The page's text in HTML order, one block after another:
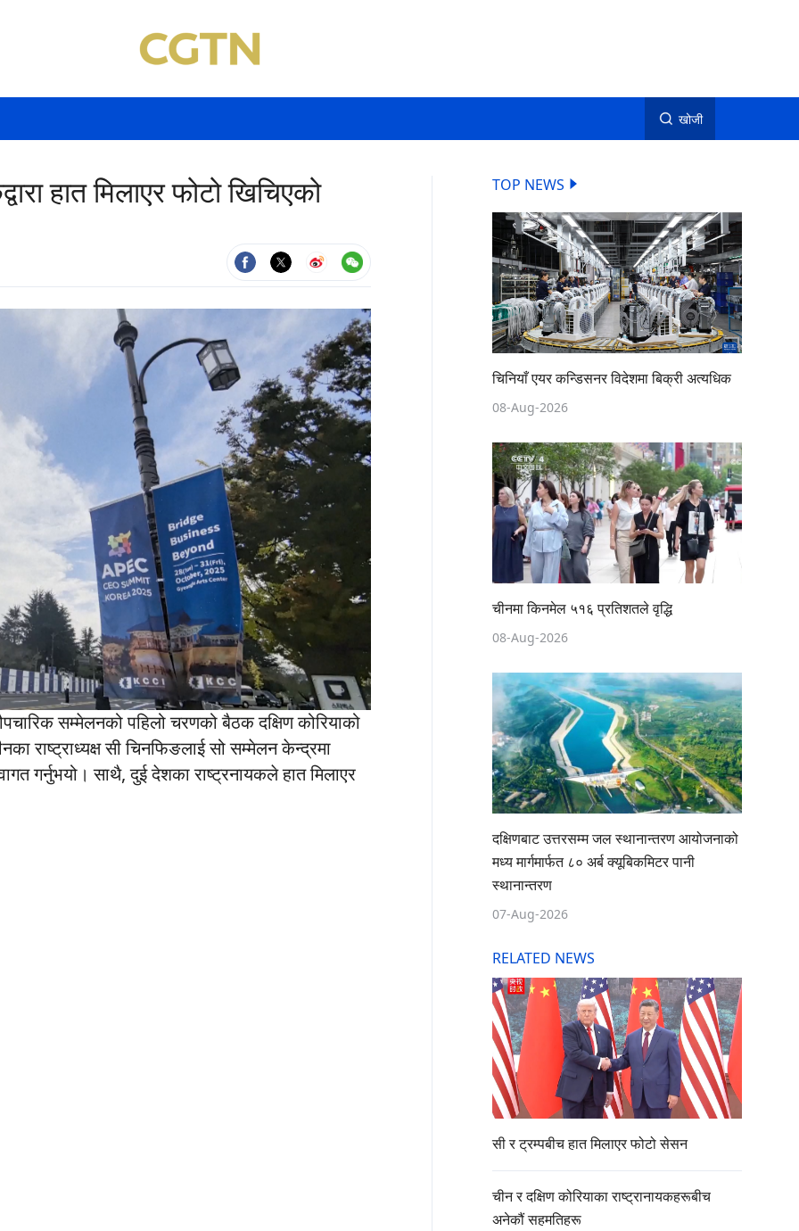
खोजी
हात मिलाएर फोटो खिचिएको
सम्मेलनको पहिलो चरणको बैठक दक्षिण कोरियाको
राष्ट्राध्यक्ष सी चिनफिङलाई सो सम्मेलन केन्द्रमा
गर्नुभयो। साथै, दुई देशका राष्ट्रनायकले हात मिलाएर
TOP NEWS
चिनियाँ एयर कन्डिसनर विदेशमा बिक्री अत्यधिक
08-Aug-2026
चीनमा किनमेल ५१६ प्रतिशतले वृद्धि
08-Aug-2026
दक्षिणबाट उत्तरसम्म जल स्थानान्तरण आयोजनाको
मध्य मार्गमार्फत ८० अर्ब क्यूबिकमिटर पानी
स्थानान्तरण
07-Aug-2026
RELATED NEWS
सी र ट्रम्पबीच हात मिलाएर फोटो सेसन
चीन र दक्षिण कोरियाका राष्ट्रानायकहरूबीच
अनेकौं सहमतिहरू